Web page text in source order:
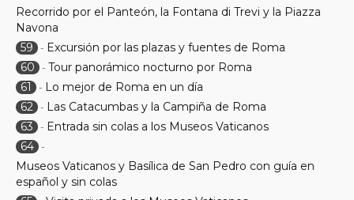
Recorrido por el Panteón, la Fontana di Trevi y la Piazza
Navona
59
- Excursión por las plazas y fuentes de Roma
60
- Tour panorámico nocturno por Roma
61
- Lo mejor de Roma en un día
62 - Las Catacumbas y la Campiña de Roma
63
- Entrada sin colas a los Museos Vaticanos
64 -
Museos Vaticanos y Basílica de San Pedro con guía en
español y sin colas